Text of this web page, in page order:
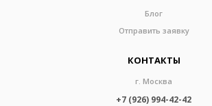
Блог
Отправить заявку
КОНТАКТЫ
г. Москва
+7 (926) 994-42-42